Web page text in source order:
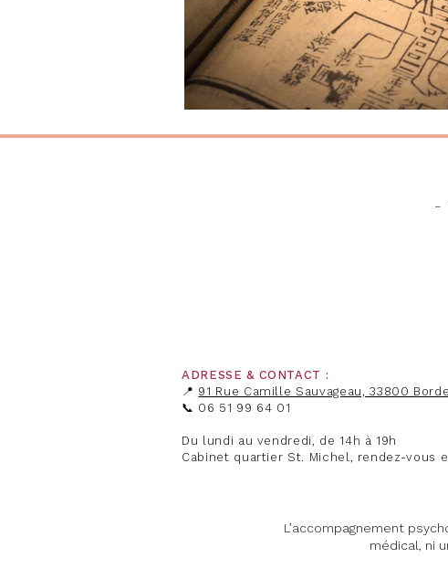
-
ADRESSE & CONTACT :
​📍 91 Rue Camille Sauvageau, 33800
📞 06 51 99 64 01
Du lundi au vendredi, de 14h à 19h
Cabinet quartier St. Michel, rendez-vous
L’accompagnement
médical, ni